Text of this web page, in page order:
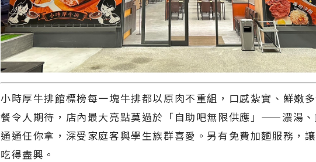
小時厚牛排館標榜每一塊牛排都以原肉不重組，口感紮實、鮮嫩
餐令人期待，店內最大亮點莫過於「自助吧無限供應」——濃湯
通通任你拿，深受家庭客與學生族群喜愛。另有免費加麵服務，
吃得盡興。